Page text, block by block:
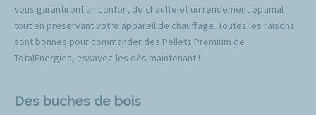
vous garantiront un confort de chauffe et un rendement optimal
tout en préservant votre appareil de chauffage. Toutes les raisons
sont bonnes pour commander des Pellets Premium de
TotalEnergies, essayez-les dès maintenant !
Des buches de bois